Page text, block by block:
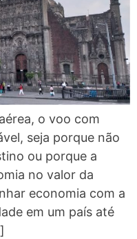
o voo com
seja porque não
ou porque a
no valor da
economia com a
em um país até